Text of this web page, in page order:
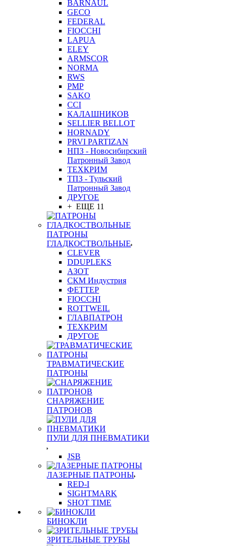
BARNAUL
GEСO
FEDERAL
FIOCCHI
LAPUA
ELEY
ARMSCOR
NORMA
RWS
PMP
SAKO
CCI
КАЛАШНИКОВ
SELLIER BELLOT
HORNADY
PRVI PARTIZAN
НПЗ - Новосибирский
Патронный Завод
ТЕХКРИМ
ТПЗ - Тульский
Патронный Завод
ДРУГОЕ
+ ЕЩЕ 11
ПАТРОНЫ
ГЛАДКОСТВОЛЬНЫЕ
CLEVER
DDUPLEKS
АЗОТ
СКМ Индустрия
ФЕТТЕР
FIOCCHI
ROTTWEIL
ГЛАВПАТРОН
ТЕХКРИМ
ДРУГОЕ
ТРАВМАТИЧЕСКИЕ
ПАТРОНЫ
СНАРЯЖЕНИЕ
ПАТРОНОВ
ПУЛИ ДЛЯ ПНЕВМАТИКИ
JSB
ЛАЗЕРНЫЕ ПАТРОНЫ
RED-I
SIGHTMARK
SHOT TIME
БИНОКЛИ
ЗРИТЕЛЬНЫЕ ТРУБЫ